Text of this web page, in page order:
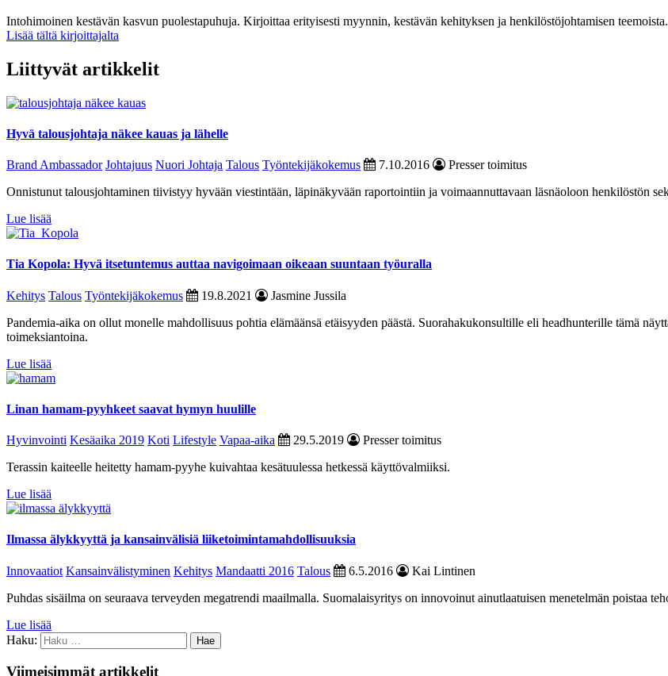
Intohimoinen kestävän kasvun puolestapuhuja. Kirjoittaa erityisesti myynnin, kestävän kehityksen ja henkilöstöjohtamisen
Lisää tältä kirjoittajalta
Liittyvät artikkelit
Hyvä talousjohtaja näkee kauas ja lähelle
Brand Ambassador Johtajuus Nuori Johtaja Talous Työntekijäkokemus 7.10.2016
Presser toimitus
Onnistunut talousjohtaminen tiivistyy hyvään viestintään, läpinäkyvään raportointiin ja voimaannuttavaan läsnäoloon henkilöstön
Lue lisää
Tia Kopola: Hyvä itsetuntemus auttaa navigoimaan oikeaan suuntaan työuralla
Kehitys Talous Työntekijäkokemus 19.8.2021
Jasmine Jussila
Pandemia-aika on ollut monelle mahdollisuus pohtia elämäänsä etäisyyden päästä. Suorahakukonsultille eli headhunterille tämä
toimeksiantoina.
Lue lisää
Linan hamam-pyyhkeet saavat hymyn huulille
Hyvinvointi Kesäaika 2019 Koti Lifestyle Vapaa-aika 29.5.2019
Presser toimitus
Terassin kaiteelle heitetty hamam-pyyhe kuivahtaa kesätuulessa hetkessä käyttövalmiiksi.
Lue lisää
Ilmassa älykkyyttä ja kansainvälisiä liiketoimintamahdollisuuksia
Innovaatiot Kansainvälistyminen Kehitys Mandaatti 2016 Talous 6.5.2016
Kai Lintinen
Puhdas sisäilma on seuraava terveyden megatrendi maailmalla. Suomalaisyritys on innovoinut ainutlaatuisen menetelmän poistaa
Lue lisää
Haku:
Viimeisimmät artikkelit